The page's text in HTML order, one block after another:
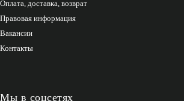
Оплата, доставка, возврат
Правовая информация
Вакансии
Контакты
Мы в соцсетях